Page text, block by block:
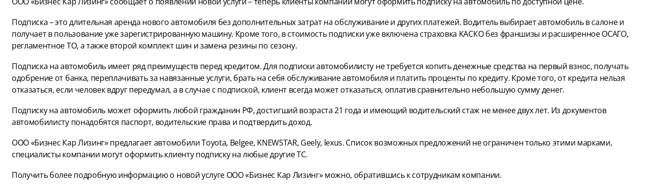
Подписка – это длительная аренда нового автомобиля без дополнительных затрат на обслуживание и других платежей. Водитель выбирает автомобиль в салоне и
получает в пользование уже зарегистрированную машину. Кроме того, в стоимость подписки уже включена страховка КАСКО без франшизы и расширенное ОСАГО,
регламентное ТО, а также второй комплект шин и замена резины по сезону.
Подписка на автомобиль имеет ряд преимуществ перед кредитом. Для подписки автомобилисту не требуется копить денежные средства на первый взнос, получать
одобрение от банка, переплачивать за навязанные услуги, брать на себя обслуживание автомобиля и платить проценты по кредиту. Кроме того, от кредита нельзя
отказаться, если человек вдруг передумал, а в случае с подпиской, клиент всегда может отказаться, оплатив сравнительно небольшую сумму денег.
Подписку на автомобиль может оформить любой гражданин РФ, достигший возраста 21 года и имеющий водительский стаж не менее двух лет. Из документов
автомобилисту понадобятся паспорт, водительские права и подтвердить доход.
ООО «Бизнес Кар Лизинг» предлагает автомобили Toyota, Belgee, KNEWSTAR, Geely, lexus. Список возможных предложений не ограничен только этими марками,
специалисты компании могут оформить клиенту подписку на любые другие ТС.
Получить более подробную информацию о новой услуге ООО «Бизнес Кар Лизинг» можно, обратившись к сотрудникам компании.